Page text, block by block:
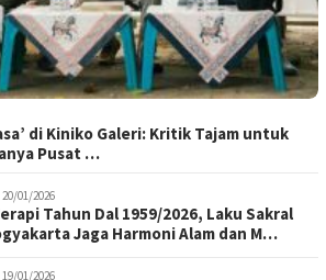
di Kiniko Galeri: Kritik Tajam untuk
Pusat …
20/01/2026
Tahun Dal 1959/2026, Laku Sakral
Jaga Harmoni Alam dan M…
19/01/2026